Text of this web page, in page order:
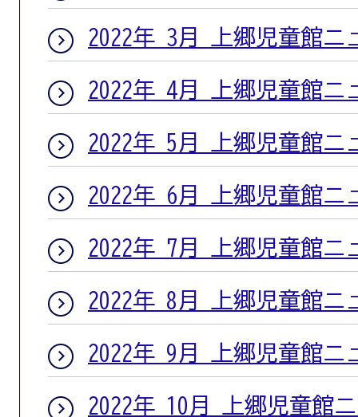
2022年 3月 上郷児童館ニ
2022年 4月 上郷児童館ニ
2022年 5月 上郷児童館ニ
2022年 6月 上郷児童館ニ
2022年 7月 上郷児童館ニ
2022年 8月 上郷児童館ニ
2022年 9月 上郷児童館ニ
2022年 10月 上郷児童館